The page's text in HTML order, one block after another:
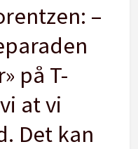
–
på T-
at vi
Det kan